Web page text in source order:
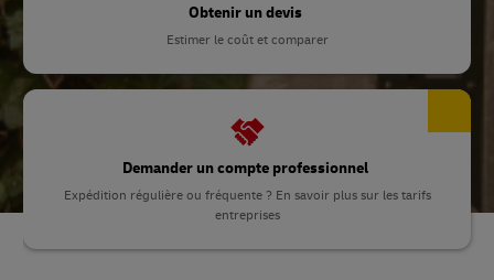
Obtenir un devis
Estimer le coût et comparer
Demander un compte professionnel
Expédition régulière ou fréquente ? En savoir plus sur les tarifs
entreprises